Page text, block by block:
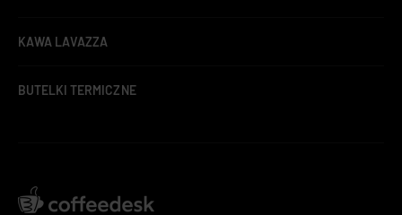
KAWA LAVAZZA
BUTELKI TERMICZNE